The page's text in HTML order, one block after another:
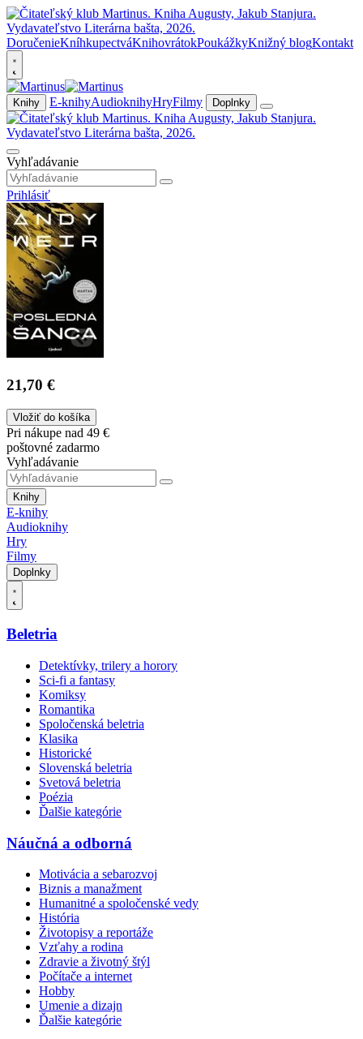
DoručenieKníhkupectváKnihovrátokPoukážkyKnižný blogKontakt
Knihy E-knihyAudioknihyHryFilmy Doplnky
Vyhľadávanie
Prihlásiť
21,70 €
Vložiť do košíka
Pri nákupe nad 49 €
poštovné zadarmo
Vyhľadávanie
Knihy
E-knihy
Audioknihy
Hry
Filmy
Doplnky
Beletria
Detektívky, trilery a horory
Sci-fi a fantasy
Komiksy
Romantika
Spoločenská beletria
Klasika
Historické
Slovenská beletria
Svetová beletria
Poézia
Ďalšie kategórie
Náučná a odborná
Motivácia a sebarozvoj
Biznis a manažment
Humanitné a spoločenské vedy
História
Životopisy a reportáže
Vzťahy a rodina
Zdravie a životný štýl
Počítače a internet
Hobby
Umenie a dizajn
Ďalšie kategórie